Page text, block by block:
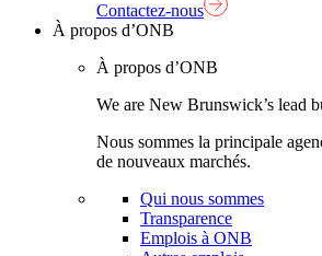
Contactez-nous
À propos d’ONB
À propos d’ONB
We are New Brunswick’s lead
Nous sommes la principale
de nouveaux marchés.
Qui nous sommes
Transparence
Emplois à ONB